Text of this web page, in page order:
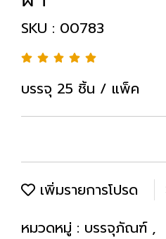
SKU : 00783
บรรจุ 25 ชิ้น / แพ็ค
เพิ่มรายการโปรด
หมวดหมู่ : บรรจุภัณฑ์ ,